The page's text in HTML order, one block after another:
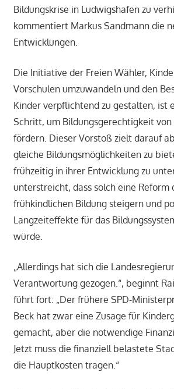
Bildungskrise in Ludwigshafen zu
kommentiert Markus Sandmann die
Entwicklungen.
Die Initiative der Freien Wähler,
Vorschulen umzuwandeln und den
Kinder verpflichtend zu gestalten, ist
Schritt, um Bildungsgerechtigkeit von
fördern. Dieser Vorstoß zielt darauf
gleiche Bildungsmöglichkeiten zu
frühzeitig in ihrer Entwicklung zu
unterstreicht, dass solch eine
frühkindlichen Bildung steigern und
Langzeiteffekte für das
würde.
„Allerdings hat sich die
Verantwortung gezogen.“, beginnt
führt fort: „Der frühere SPD-
Beck hat zwar eine Zusage für
gemacht, aber die notwendige
Jetzt muss die finanziell belastete
die Hauptkosten tragen.“